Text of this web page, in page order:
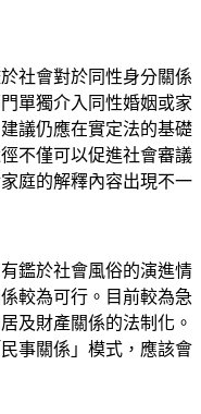
社會對於同性身分關係
單獨介入同性婚姻或家
議仍應在實定法的基礎
不僅可以促進社會審議
庭的解釋內容出現不一
鑑於社會風俗的演進情
較為可行。目前較為急
及財產關係的法制化。
事關係」模式，應該會